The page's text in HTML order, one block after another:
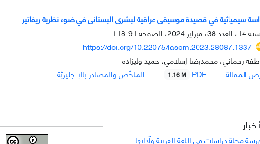
سیمیائیة في قصیدة موسیقی عراقیة لبشری البستانی في ضوء نظریة ریفاتیر
فبراير 2024، الصفحة
91-118
https://doi.org/10.22075/lasem.2023.28087.1337
رحماني، محمدرضا إسلامي، حميد وليزاده
المقالة
1.16 M الملخّص والمصادر بالإنجليزيّة
مجلة دراسات في اللغة العربية وآدابها